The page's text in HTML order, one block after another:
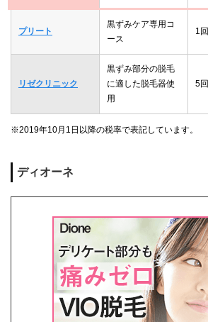
プリート
黒ずみケア専用コ
ース
1
リゼクリニック
黒ずみ部分の脱毛
に適した脱毛器使
用
5
※2019年10月1日以降の税率で表記しています。
ディオーネ